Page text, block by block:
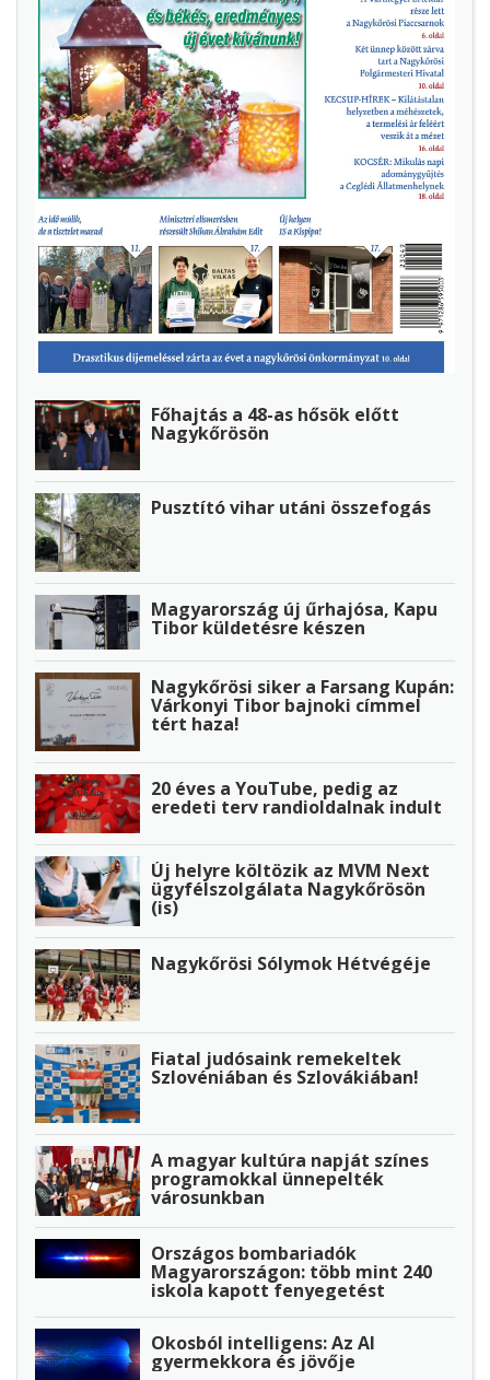
Főhajtás a 48-as hősök előtt
Nagykőrösön
Pusztító vihar utáni összefogás
Magyarország új űrhajósa, Kapu
Tibor küldetésre készen
Nagykőrösi siker a Farsang Kupán:
Várkonyi Tibor bajnoki címmel
tért haza!
20 éves a YouTube, pedig az
eredeti terv randioldalnak indult
Új helyre költözik az MVM Next
ügyfélszolgálata Nagykőrösön
(is)
Nagykőrösi Sólymok Hétvégéje
Fiatal judósaink remekeltek
Szlovéniában és Szlovákiában!
A magyar kultúra napját színes
programokkal ünnepelték
városunkban
Országos bombariadók
Magyarországon: több mint 240
iskola kapott fenyegetést
Okosból intelligens: Az AI
gyermekkora és jövője